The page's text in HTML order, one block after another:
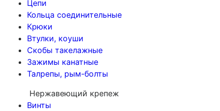
Цепи
Кольца соединительные
Крюки
Втулки, коуши
Скобы такелажные
Зажимы канатные
Талрепы, рым-болты
Нержавеющий крепеж
Винты